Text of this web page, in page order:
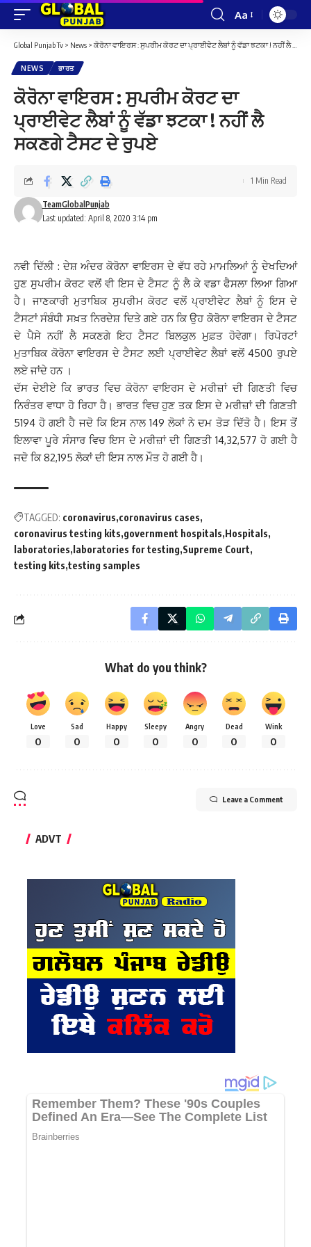
Font
Resizer
Aa
Global Punjab Tv > News > ਕੋਰੋਨਾ ਵਾਇਰਸ : ਸੁਪਰੀਮ ਕੋਰਟ ਦਾ ਪ੍ਰਾਈਵੇਟ ਲੈਬਾਂ ਨੂੰ ਵੱਡਾ ਝਟਕਾ ! ਨਹੀਂ ਲੈ ਸਕਣਗੇ ਟੈਸਟ ਦੇ ਰੁਪਏ
NEWS ਭਾਰਤ
ਕੋਰੋਨਾ ਵਾਇਰਸ : ਸੁਪਰੀਮ ਕੋਰਟ ਦਾ
ਪ੍ਰਾਈਵੇਟ ਲੈਬਾਂ ਨੂੰ ਵੱਡਾ ਝਟਕਾ ! ਨਹੀਂ ਲੈ
ਸਕਣਗੇ ਟੈਸਟ ਦੇ ਰੁਪਏ
Last updated: April 8, 2020 3:14 pm
TeamGlobalPunjab
1 Min Read
ਨਵੀ ਦਿੱਲੀ : ਦੇਸ਼ ਅੰਦਰ ਕੋਰੋਨਾ ਵਾਇਰਸ ਦੇ ਵੱਧ ਰਹੇ ਮਾਮਲਿਆਂ ਨੂੰ ਦੇਖਦਿਆਂ
ਹੁਣ ਸੁਪਰੀਮ ਕੋਰਟ ਵਲੋਂ ਵੀ ਇਸ ਦੇ ਟੈਸਟ ਨੂੰ ਲੈ ਕੇ ਵਡਾ ਫੈਸਲਾ ਲਿਆ ਗਿਆ
ਹੈ। ਜਾਣਕਾਰੀ ਮੁਤਾਬਿਕ ਸੁਪਰੀਮ ਕੋਰਟ ਵਲੋਂ ਪ੍ਰਾਈਵੇਟ ਲੈਬਾਂ ਨੂੰ ਇਸ ਦੇ
ਟੈਸਟਾਂ ਸੰਬੰਧੀ ਸਖ਼ਤ ਨਿਰਦੇਸ਼ ਦਿਤੇ ਗਏ ਹਨ ਕਿ ਉਹ ਕੋਰੋਨਾ ਵਾਇਰਸ ਦੇ ਟੈਸਟ
ਦੇ ਪੈਸੇ ਨਹੀਂ ਲੈ ਸਕਣਗੇ ਇਹ ਟੈਸਟ ਬਿਲਕੁਲ ਮੁਫ਼ਤ ਹੋਵੇਗਾ। ਰਿਪੋਰਟਾਂ
ਮੁਤਾਬਿਕ ਕੋਰੋਨਾ ਵਾਇਰਸ ਦੇ ਟੈਸਟ ਲਈ ਪ੍ਰਾਈਵੇਟ ਲੈਬਾਂ ਵਲੋਂ 4500 ਰੁਪਏ
ਲਏ ਜਾਂਦੇ ਹਨ ।
ਦੱਸ ਦੇਈਏ ਕਿ ਭਾਰਤ ਵਿਚ ਕੋਰੋਨਾ ਵਾਇਰਸ ਦੇ ਮਰੀਜ਼ਾਂ ਦੀ ਗਿਣਤੀ ਵਿਚ
ਨਿਰੰਤਰ ਵਾਧਾ ਹੋ ਰਿਹਾ ਹੈ। ਭਾਰਤ ਵਿਚ ਹੁਣ ਤਕ ਇਸ ਦੇ ਮਰੀਜ਼ਾਂ ਦੀ ਗਿਣਤੀ
5194 ਹੋ ਗਈ ਹੈ ਜਦੋ ਕਿ ਇਸ ਨਾਲ 149 ਲੋਕਾਂ ਨੇ ਦਮ ਤੋੜ ਦਿੱਤੋ ਹੈ। ਇਸ ਤੋਂ
ਇਲਾਵਾ ਪੂਰੇ ਸੰਸਾਰ ਵਿਚ ਇਸ ਦੇ ਮਰੀਜ਼ਾਂ ਦੀ ਗਿਣਤੀ 14,32,577 ਹੋ ਗਈ ਹੈ
ਜਦੋ ਕਿ 82,195 ਲੋਕਾਂ ਦੀ ਇਸ ਨਾਲ ਮੌਤ ਹੋ ਗਈ ਹੈ।
TAGGED: coronavirus coronavirus cases
coronavirus testing kits government hospitals Hospitals
laboratories laboratories for testing Supreme Court
testing kits testing samples
What do you think?
Love
0
Sad
0
Happy
0
Sleepy
0
Angry
0
Dead
0
Wink
0
Leave a Comment
ADVT